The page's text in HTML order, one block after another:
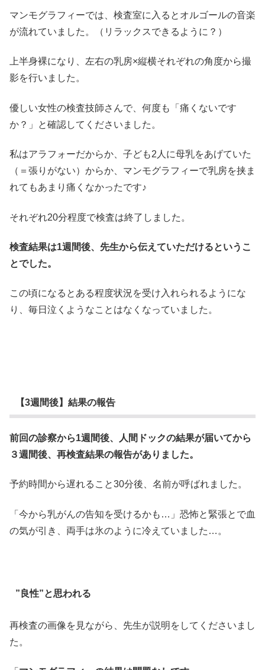
マンモグラフィーでは、検査室に入るとオルゴールの音楽
が流れていました。（リラックスできるように？）
上半身裸になり、左右の乳房×縦横それぞれの角度から撮
影を行いました。
優しい女性の検査技師さんで、何度も「痛くないです
か？」と確認してくださいました。
私はアラフォーだからか、子ども2人に母乳をあげていた
（＝張りがない）からか、マンモグラフィーで乳房を挟ま
れてもあまり痛くなかったです♪
それぞれ20分程度で検査は終了しました。
検査結果は1週間後、先生から伝えていただけるというこ
とでした。
この頃になるとある程度状況を受け入れられるようにな
り、毎日泣くようなことはなくなっていました。
【3週間後】結果の報告
前回の診察から1週間後、人間ドックの結果が届いてから
３週間後、再検査結果の報告がありました。
予約時間から遅れること30分後、名前が呼ばれました。
「今から乳がんの告知を受けるかも…」恐怖と緊張とで血
の気が引き、両手は氷のように冷えていました…。
”良性”と思われる
再検査の画像を見ながら、先生が説明をしてくださいまし
た。